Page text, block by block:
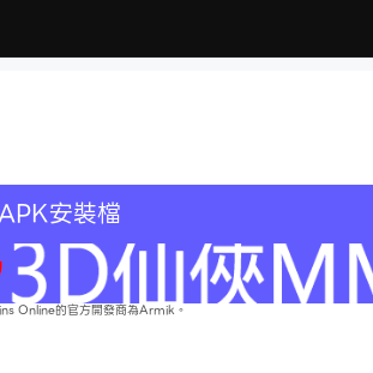
安裝檔
Online的官方開發商為Armik。